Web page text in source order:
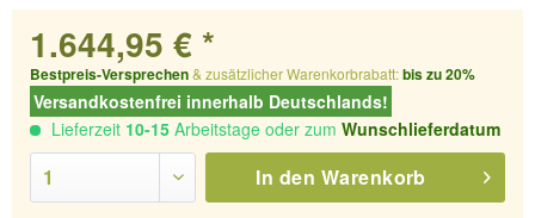
1.644,95 € *
Bestpreis-Versprechen& zusätzlicher Warenkorbrabatt:bis zu 20%
Versandkostenfrei innerhalb Deutschlands!
Lieferzeit 10-15 Arbeitstage oder zum Wunschlieferdatum
In den Warenkorb